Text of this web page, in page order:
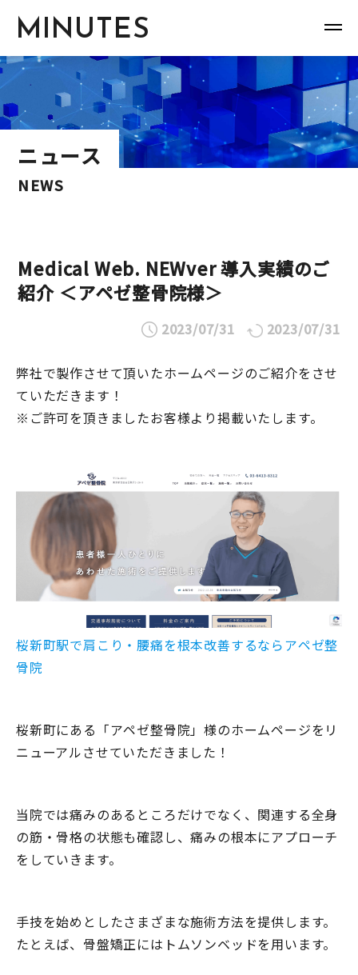
MINUTES
ニュース
NEWS
Medical Web. NEWver 導入実績のご
紹介 ＜アペゼ整骨院様＞
2023/07/31 2023/07/31
弊社で製作させて頂いたホームページのご紹介をさせ
ていただきます！
※ご許可を頂きましたお客様より掲載いたします。
桜新町駅で肩こり・腰痛を根本改善するならアペゼ整
骨院
桜新町にある「アペゼ整骨院」様のホームページをリ
ニューアルさせていただきました！
当院では痛みのあるところだけでなく、関連する全身
の筋・骨格の状態も確認し、痛みの根本にアプローチ
をしていきます。
手技を始めとしたさまざまな施術方法を提供します。
たとえば、骨盤矯正にはトムソンベッドを用います。